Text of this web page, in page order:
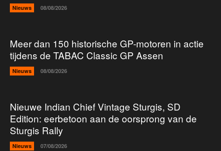
Nieuws 08/08/2026
Meer dan 150 historische GP-motoren in actie
tijdens de TABAC Classic GP Assen
Nieuws 08/08/2026
Nieuwe Indian Chief Vintage Sturgis, SD
Edition: eerbetoon aan de oorsprong van de
Sturgis Rally
Nieuws 07/08/2026